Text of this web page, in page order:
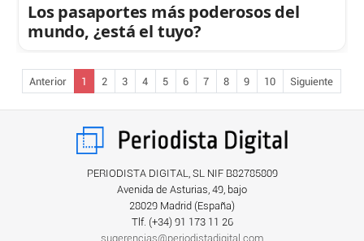
Los pasaportes más poderosos del
mundo, ¿está el tuyo?
Anterior 2 3 4 5 6 7 8 9 10 Siguiente
PERIODISTA DIGITAL, SL NIF B82785809
Avenida de Asturias, 49, bajo
28029 Madrid (España)
Tlf. (+34) ‎91 173 11 26
sugerencias@periodistadigital.com